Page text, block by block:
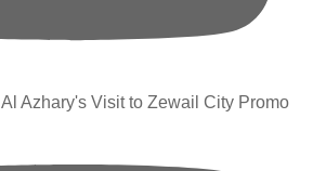
Al Azhary's Visit to Zewail City Promo